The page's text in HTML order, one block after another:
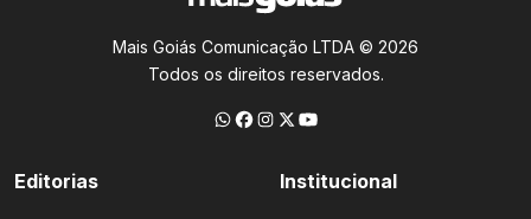
Mais Goiás Comunicação LTDA © 2026
Todos os direitos reservados.
Editorias Institucional